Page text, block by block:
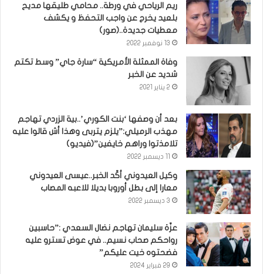
ريم الرياحي في ورطة.. محامي طليقها مديح
بلعيد يخرج عن واجب التحفظ و يكشف
معطيات جديدة..(صور)
13 نوفمبر 2022
وفاة الممثلة الأمريكية “سارة جاي” وسط تكتم
شديد عن الخبر
2 يناير 2021
بعد أن وصفها ‘بنت الكوري’..بية الزردي تهاجم
مهذب الرميلي:”يلزم يتربى وهذا أش قالوا عليه
تلامذتوا وراهم خايفين”(فيديو)
وكيل العيدوني أكّد الخبر..عيسى العيدوني
معارا إلى بطل أوروبا بديلا للاعبه المصاب
3 ديسمبر 2022
عزّة سليمان تهاجم نضال السعدي :”حاسبين
رواحكم صحاب نسيم.. في عوض تسترو عليه
فضحتوه خيت عليكم”
29 فبراير 2024